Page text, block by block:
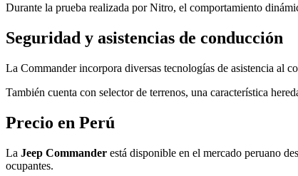
Durante la prueba realizada por Nitro, el comportamiento
Seguridad y asistencias de conducción
La Commander incorpora diversas tecnologías de asistencia al
También cuenta con selector de terrenos, una característica
Precio en Perú
La Jeep Commander está disponible en el mercado peruano
ocupantes.